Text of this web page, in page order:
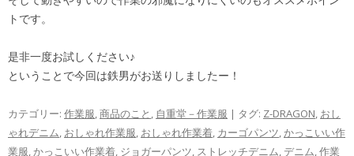
トです。
是非一度お試しください♪
ということで今回は鉄男がお送りしましたー！
カテゴリー: 作業服,商品のこと , 自重堂－作業服 | タグ: Z-DRAGON, おし
ゃれデニム, おしゃれ作業服, おしゃれ作業着, カーゴパンツ,かっこいい作
業服,かっこいい作業着, ジョガーパンツ, ストレッチデニム, デニム,作業